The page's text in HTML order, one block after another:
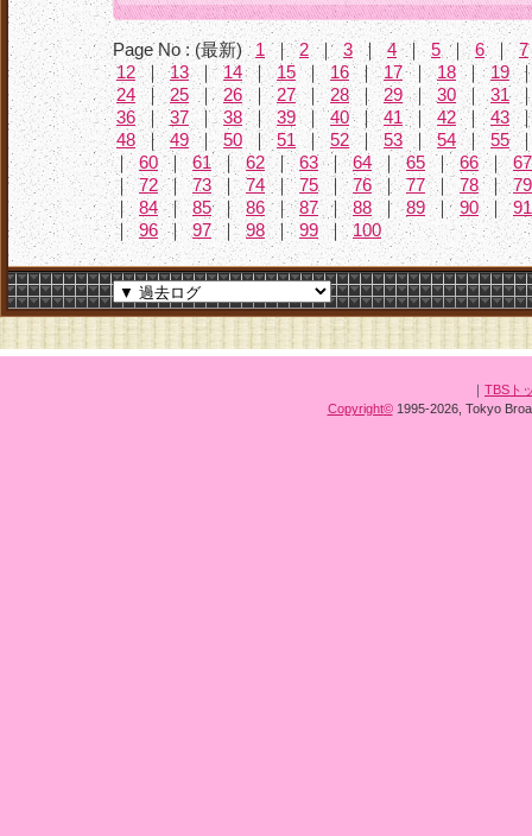
Page No : (最新) 1 ｜2 ｜ 3 ｜ 4 ｜ 5 ｜ 6 ｜7
12 ｜ 13 ｜ 14｜ 15 ｜ 16 ｜ 17｜ 18 ｜ 19
24
｜ 25｜ 26｜ 27 ｜ 28 ｜ 29 ｜ 30 ｜ 31
36 ｜ 37 ｜ 38｜ 39 ｜ 40｜41 ｜ 42 ｜43
48 ｜ 49｜ 50 ｜51 ｜ 52 ｜ 53｜ 54 ｜ 55
｜ 60 ｜ 61 ｜62 ｜ 63 ｜ 64 ｜65 ｜ 66 ｜ 67
｜ 72｜ 73 ｜74 ｜75 ｜ 76｜ 77｜ 78 ｜
79
｜ 84 ｜ 85｜86 ｜87 ｜88 ｜89 ｜ 90 ｜ 91
｜ 96｜ 97｜ 98 ｜99 ｜ 100
｜ TBSト
Copyright© 1995-2026, Tokyo